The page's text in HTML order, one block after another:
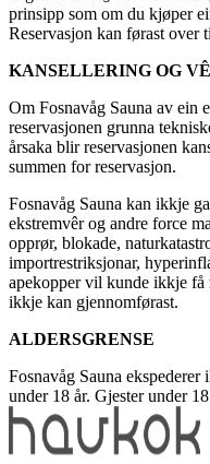
prinsipp som om du kjøper
Reservasjon kan førast over
KANSELLERING OG
Om Fosnavåg Sauna av ein
reservasjonen grunna
årsaka blir reservasjonen
summen for reservasjon.
Fosnavåg Sauna kan ikkje
ekstremvêr og andre force
opprør, blokade,
importrestriksjonar,
apekopper vil kunde ikkje få
ikkje kan gjennomførast.
ALDERSGRENSE
Fosnavåg Sauna
under 18 år. Gjester under